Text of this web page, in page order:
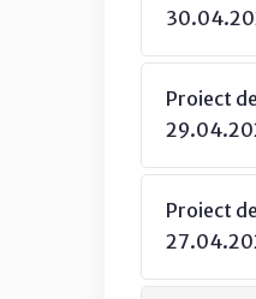
Proiect
Proiect